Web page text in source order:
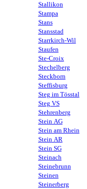
Stallikon
Stampa
Stans
Stansstad
Starrkirch-Wil
Staufen
Ste-Croix
Stechelberg
Steckborn
Steffisburg
Steg im Tösstal
Steg VS
Stehrenberg
Stein AG
Stein am Rhein
Stein AR
Stein SG
Steinach
Steinebrunn
Steinen
Steinerberg